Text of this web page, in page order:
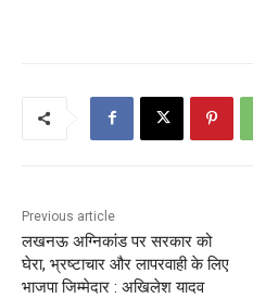
Previous article
लखनऊ अग्निकांड पर सरकार को
घेरा, भ्रष्टाचार और लापरवाही के लिए
भाजपा जिम्मेदार : अखिलेश यादव